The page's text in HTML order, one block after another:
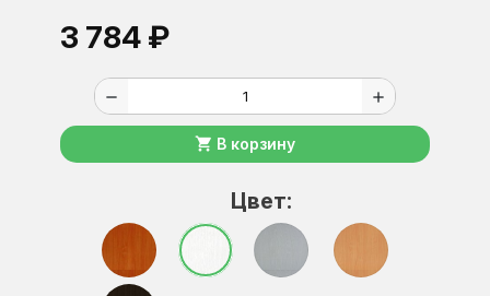
3 784 ₽
remove add
shopping_cart В корзину
Цвет: